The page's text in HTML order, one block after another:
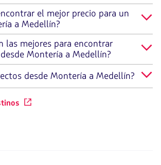
el mejor precio para un
a Medellín?
las mejores para encontrar
Montería a Medellín?
desde Montería a Medellín?